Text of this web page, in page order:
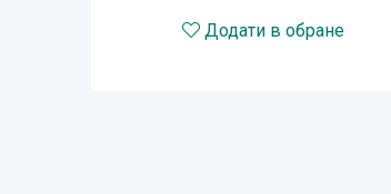
Додати в обране